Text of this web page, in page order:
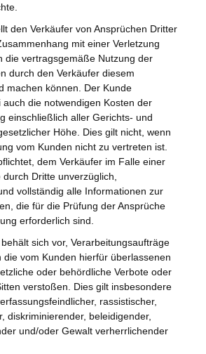
den Verkäufer von Ansprüchen Dritter
mit einer Verletzung
die vertragsgemäße Nutzung der
durch den Verkäufer diesem
machen können. Der Kunde
auch die notwendigen Kosten der
einschließlich aller Gerichts- und
Höhe. Dies gilt nicht, wenn
vom Kunden nicht zu vertreten ist.
dem Verkäufer im Falle einer
Dritte unverzüglich,
vollständig alle Informationen zur
die für die Prüfung der Ansprüche
erforderlich sind.
sich vor, Verarbeitungsaufträge
die vom Kunden hierfür überlassenen
oder behördliche Verbote oder
verstoßen. Dies gilt insbesondere
rassistischer,
diskriminierender, beleidigender,
und/oder Gewalt verherrlichender